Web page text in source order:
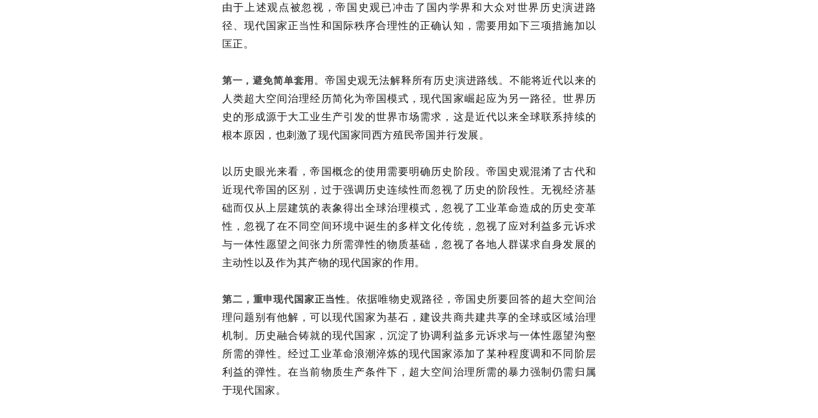
由于上述观点被忽视，帝国史观已冲击了国内学界和大众对世界历史演进路
径、现代国家正当性和国际秩序合理性的正确认知，需要用如下三项措施加以
匡正。
第一，避免简单套用。帝国史观无法解释所有历史演进路线。不能将近代以来的
人类超大空间治理经历简化为帝国模式，现代国家崛起应为另一路径。世界历
史的形成源于大工业生产引发的世界市场需求，这是近代以来全球联系持续的
根本原因，也刺激了现代国家同西方殖民帝国并行发展。
以历史眼光来看，帝国概念的使用需要明确历史阶段。帝国史观混淆了古代和
近现代帝国的区别，过于强调历史连续性而忽视了历史的阶段性。无视经济基
础而仅从上层建筑的表象得出全球治理模式，忽视了工业革命造成的历史变革
性，忽视了在不同空间环境中诞生的多样文化传统，忽视了应对利益多元诉求
与一体性愿望之间张力所需弹性的物质基础，忽视了各地人群谋求自身发展的
主动性以及作为其产物的现代国家的作用。
第二，重申现代国家正当性。依据唯物史观路径，帝国史所要回答的超大空间治
理问题别有他解，可以现代国家为基石，建设共商共建共享的全球或区域治理
机制。历史融合铸就的现代国家，沉淀了协调利益多元诉求与一体性愿望沟壑
所需的弹性。经过工业革命浪潮淬炼的现代国家添加了某种程度调和不同阶层
利益的弹性。在当前物质生产条件下，超大空间治理所需的暴力强制仍需归属
于现代国家。